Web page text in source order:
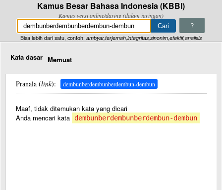
Kamus Besar Bahasa Indonesia (KBBI)
Kamus versi online/daring (dalam jaringan)
?
Bisa lebih dari satu, contoh: ambyar,terjemah,integritas,sinonim,efektif,analisis
Kata dasar Memuat
Pranala (link): dembunberdembunberdembun-dembun
Maaf, tidak ditemukan kata yang dicari
Anda mencari kata
dembunberdembunberdembun-dembun